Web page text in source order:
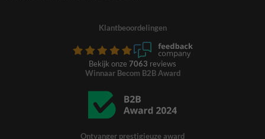
Klantbeoordelingen
Bekijk onze 7063 reviews
Winnaar Becom B2B Award
Ontvanger prestigieuze award